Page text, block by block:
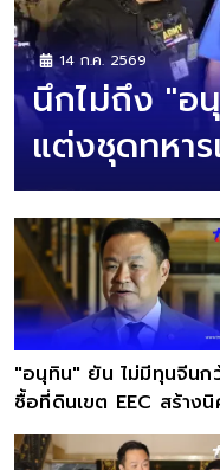
14 ก.ค. 2569
นึกไม่ถึง "อ
แต่งชุดทหา
ไหม้
"อนุทิน" ยัน ไม่มีทุนจีนก
ซื้อที่ดินเขต EEC สร้าง
เถื่อน